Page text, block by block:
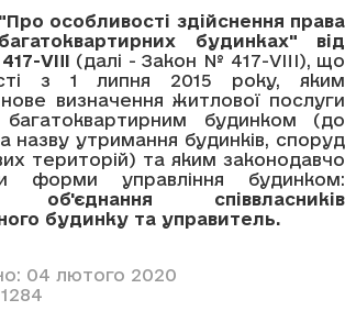
особливості здійснення права
будинках" від
VIII (далі - Закон № 417-VIII), що
з 1 липня 2015 року, яким
визначення житлової послуги
багатоквартирним будинком (до
назву утримання будинків, споруд
територій) та яким законодавчо
форми управління будинком:
об'єднання співвласників
будинку та управитель.
04 лютого 2020